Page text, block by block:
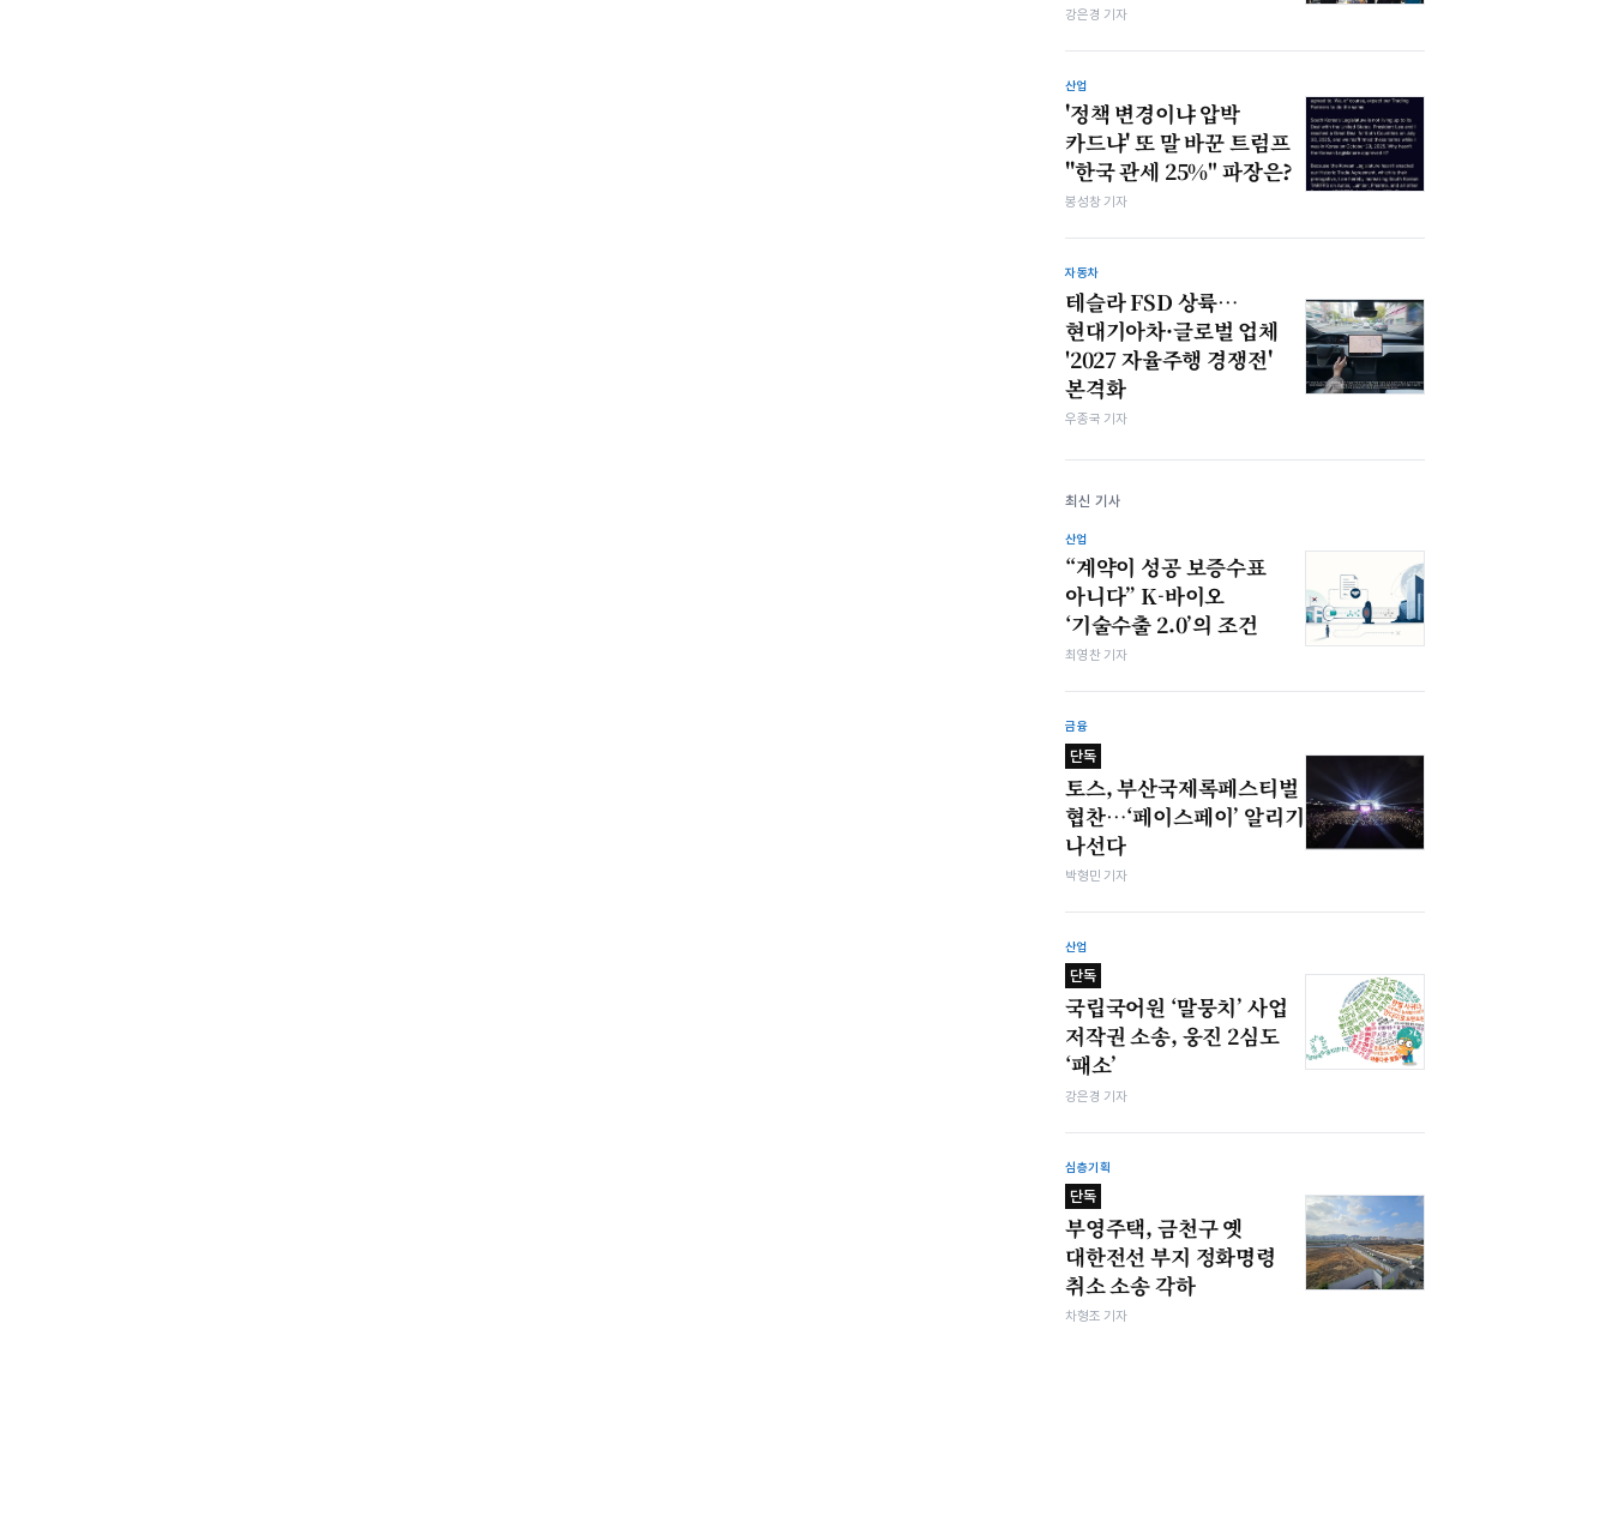
강은경 기자
산업
'정책 변경이냐 압박
카드냐' 또 말 바꾼 트럼프
"한국 관세 25%" 파장은?
봉성창 기자
자동차
테슬라 FSD 상륙…
현대기아차·글로벌 업체
'2027 자율주행 경쟁전'
본격화
우종국 기자
최신 기사
산업
“계약이 성공 보증수표
아니다” K-바이오
‘기술수출 2.0’의 조건
최영찬 기자
금융
단독
토스, 부산국제록페스티벌
협찬…‘페이스페이’ 알리기
나선다
박형민 기자
산업
단독
국립국어원 ‘말뭉치’ 사업
저작권 소송, 웅진 2심도
‘패소’
강은경 기자
심층기획
단독
부영주택, 금천구 옛
대한전선 부지 정화명령
취소 소송 각하
차형조 기자